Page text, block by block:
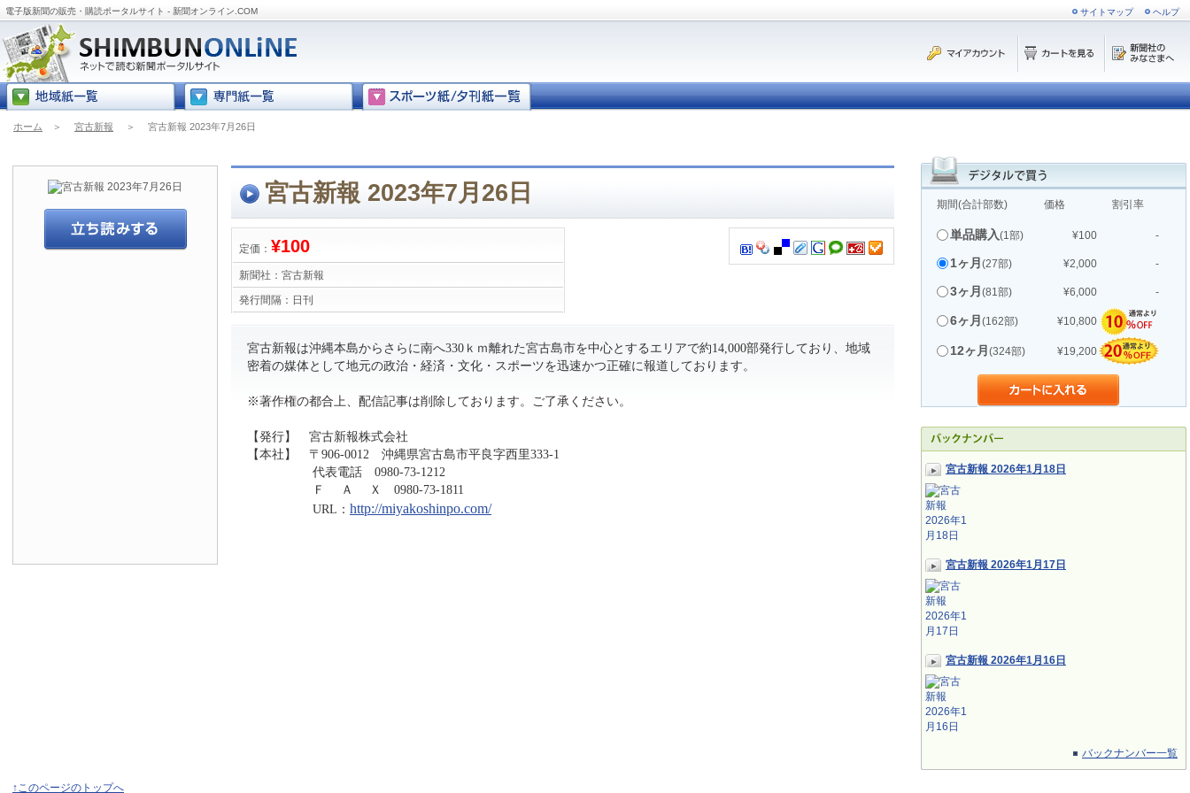
電子版新聞の販売・購読ポータルサイト - 新聞オンライン.COM サイトマップ ヘルプ
ホーム ＞ 宮古新報 ＞ 宮古新報 2023年7月26日
期間(合計部数) 価格 割引率
単品購入(1部) ¥100 -
1ヶ月 (27部) ¥2,000 -
3ヶ月 (81部) ¥6,000 -
6ヶ月 (162部) ¥10,800
12ヶ月 (324部) ¥19,200
宮古新報 2026年1月18日
宮古新報 2026年1月17日
宮古新報 2026年1月16日
バックナンバー一覧
宮古新報 2023年7月26日
定価： ¥100
新聞社： 宮古新報
発行間隔： 日刊
宮古新報は沖縄本島からさらに南へ330ｋｍ離れた宮古島市を中心とするエリアで約14,000部発行しており、地域
密着の媒体として地元の政治・経済・文化・スポーツを迅速かつ正確に報道しております。
※著作権の都合上、配信記事は削除しております。ご了承ください。
【発行】 宮古新報株式会社
【本社】 〒906-0012 沖縄県宮古島市平良字西里333-1
代表電話 0980-73-1212
Ｆ Ａ Ｘ 0980-73-1811
URL： http://miyakoshinpo.com/
↑このページのトップへ